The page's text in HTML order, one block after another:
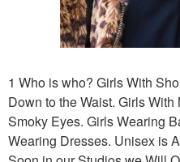
1 Who is who? Girls With
Down to the Waist. Girls
Smoky Eyes. Girls Wearing
Wearing Dresses. Unisex is